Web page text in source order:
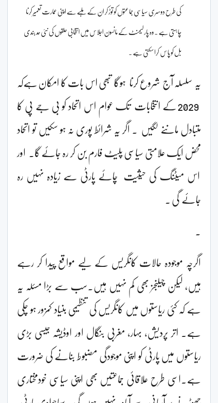
کی طرح دوسری سیاسی جماعتوں کو توڑ کر ان کے ملبے سے اپنی عمارت تعمیر کرنا
چاہتی ہے ۔ وہ پارلیمنٹ کے مانسون اجلاس میں انتخابی حلقوں کی نئی حد بندی
بل کو پاس کرا سکتی ہے ۔
یہ سلسلہ آج شروع کرنا ہوگا تبھی اس بات کا امکان ہےکہ
2029 کے انتخابات تک عوام اس اتحاد کو بی جے پی کا
متبادل ماننے لگیں ۔ اگر یہ شرائط پوری نہ ہو سکیں تو اتحاد
محض ایک علامتی سیاسی پلیٹ فارم بن کر رہ جائے گا۔ اور
اس میٹنگ کی حیثیت چائے پارٹی سے زیادہ نہیں رہ
جائے گی ۔
۔
اگرچہ موجودہ حالات کانگریس کے لیے مواقع پیدا کر رہے
ہیں، لیکن چیلنجز بھی کم نہیں ہیں۔سب سے بڑا مسئلہ یہ
ہے کہ کئی ریاستوں میں کانگریس کی تنظیمی بنیاد کمزور ہو چکی
ہے۔ اتر پردیش، بہار، مغربی بنگال اور اوڈیشہ جیسی بڑی
ریاستوں میں پارٹی کو اپنی موجودگی مضبوط بنانے کی ضرورت
ہے۔اسی طرح علاقائی جماعتیں بھی اپنی سیاسی خودمختاری